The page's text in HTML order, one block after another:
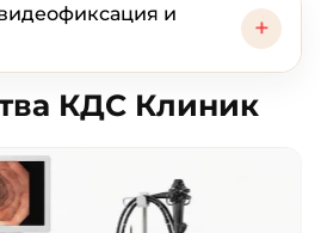
для пациента:
наркоз, а мягкий
боли, страха
неприятных
и
+
КДС Клиник